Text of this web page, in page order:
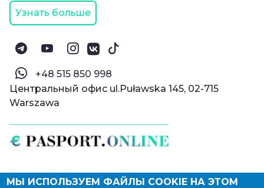
© Паспорт Онлайн 2019—2026
Узнать больше
‪+48 515 850 998‬
Центральный офис ul.Puławska 145, 02-715
Warszawa
МЫ ИСПОЛЬЗУЕМ ФАЙЛЫ COOKIE НА ЭТОМ